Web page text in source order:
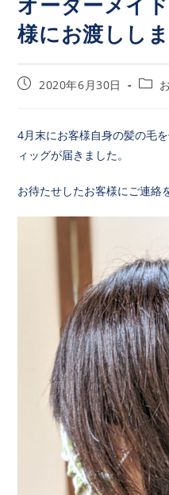
様にお渡しし
2020年6月30日
4月末にお客様自身の髪の毛
ィッグが届きました。
お待たせしたお客様にご連絡